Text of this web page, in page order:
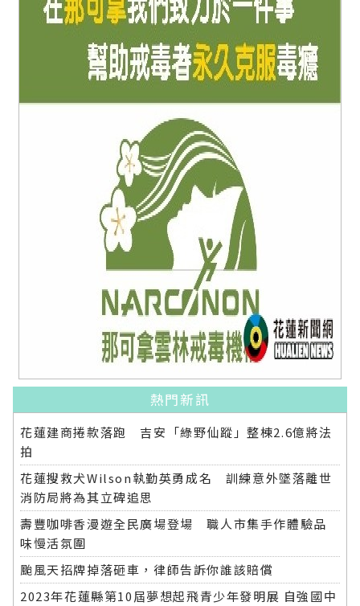
熱門新訊
花蓮建商捲款落跑 吉安「綠野仙蹤」整棟2.6億將法
拍
花蓮搜救犬Wilson執勤英勇成名 訓練意外墜落離世
消防局將為其立碑追思
壽豐咖啡香漫遊全民廣場登場 職人市集手作體驗品
味慢活氛圍
颱風天招牌掉落砸車，律師告訴你誰該賠償
2023年花蓮縣第10屆夢想起飛青少年發明展 自強國中